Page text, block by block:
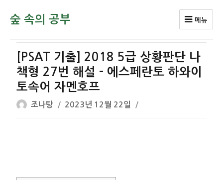
숲 속의 공부 메뉴
[PSAT 기출] 2018 5급 상황판단 나
책형 27번 해설 – 에스페란토 하와이
토속어 자멘호프
글
쓴
조나탕
작
성
2023년 12월 22일